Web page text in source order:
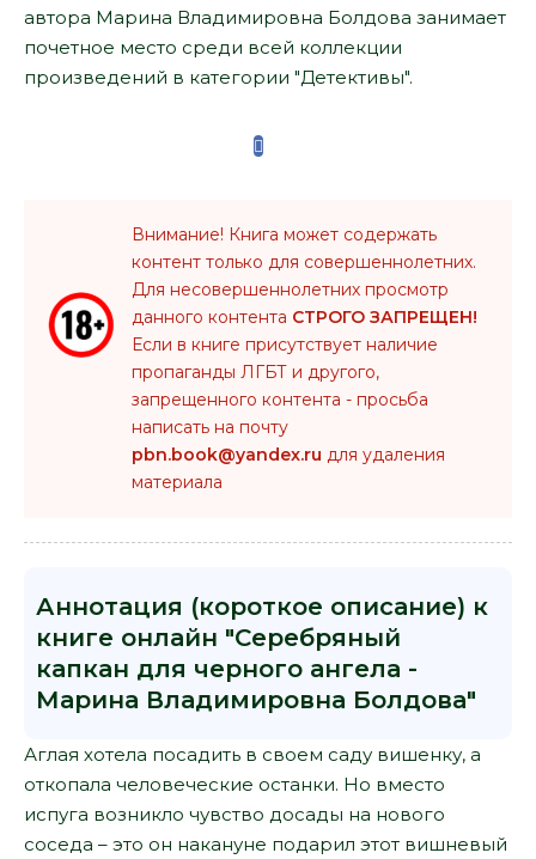
автора Марина Владимировна Болдова занимает
почетное место среди всей коллекции
произведений в категории "Детективы".
Внимание! Книга может содержать
контент только для совершеннолетних.
Для несовершеннолетних просмотр
данного контента СТРОГО ЗАПРЕЩЕН!
Если в книге присутствует наличие
пропаганды ЛГБТ и другого,
запрещенного контента - просьба
написать на почту
pbn.book@yandex.ru для удаления
материала
Аннотация (короткое описание) к
книге онлайн "Серебряный
капкан для черного ангела -
Марина Владимировна Болдова"
Аглая хотела посадить в своем саду вишенку, а
откопала человеческие останки. Но вместо
испуга возникло чувство досады на нового
соседа – это он накануне подарил этот вишневый